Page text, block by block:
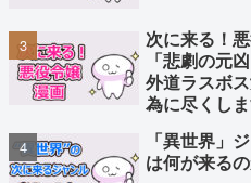
次に来る！
「悲劇の元
外道ラスボ
為に尽くしま
「異世界」
は何が来る